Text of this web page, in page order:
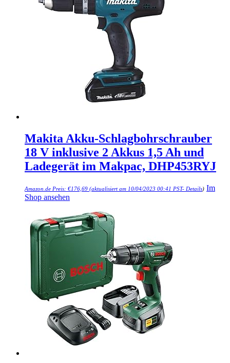
Makita Akku-Schlagbohrschrauber
18 V inklusive 2 Akkus 1,5 Ah und
Ladegerät im Makpac, DHP453RYJ
Amazon.de Preis: €176,69 (aktualisiert am 10/04/2023 00:41 PST- Details) Im
Shop ansehen